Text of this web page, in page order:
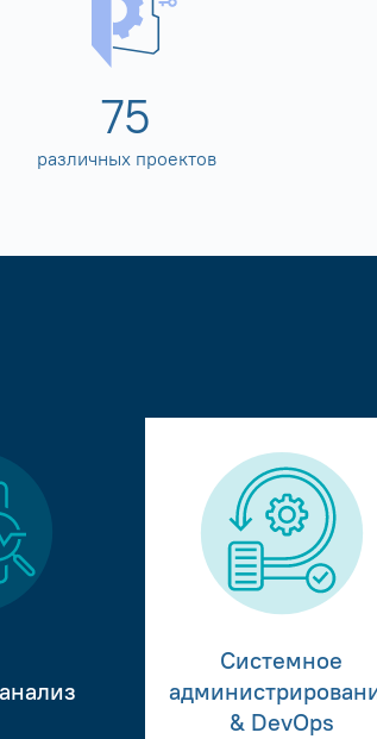
80
различных проектов
Системное
& DevOps